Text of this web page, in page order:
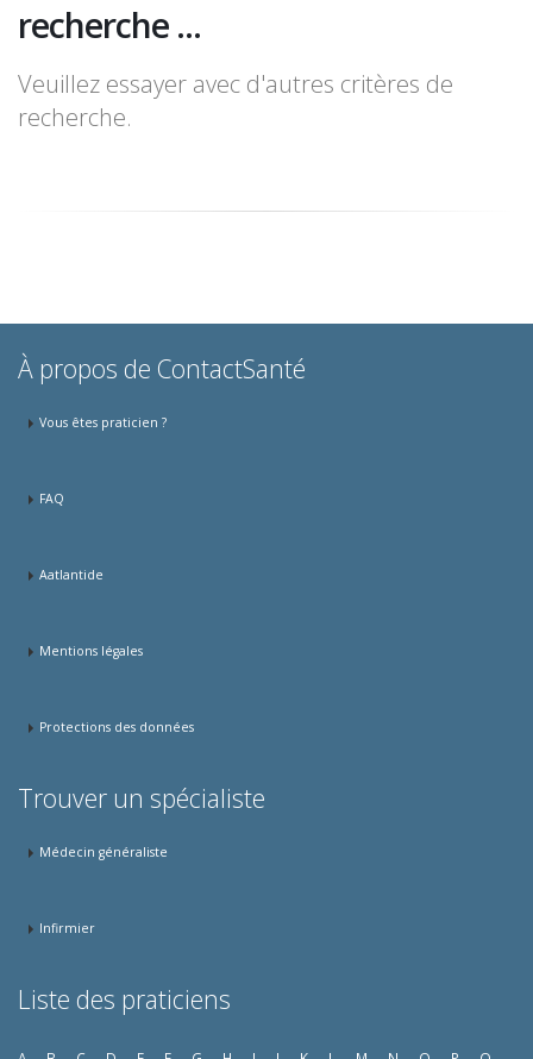
recherche ...
Veuillez essayer avec d'autres critères de
recherche.
À propos de ContactSanté
Vous êtes praticien ?
FAQ
Aatlantide
Mentions légales
Protections des données
Trouver un spécialiste
Médecin généraliste
Infirmier
Liste des praticiens